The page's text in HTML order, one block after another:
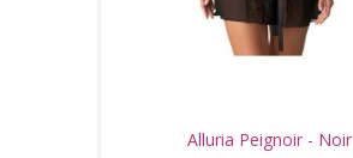
Alluria Peignoir - Noir